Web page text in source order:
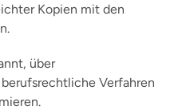
Kopien mit den
über
Verfahren